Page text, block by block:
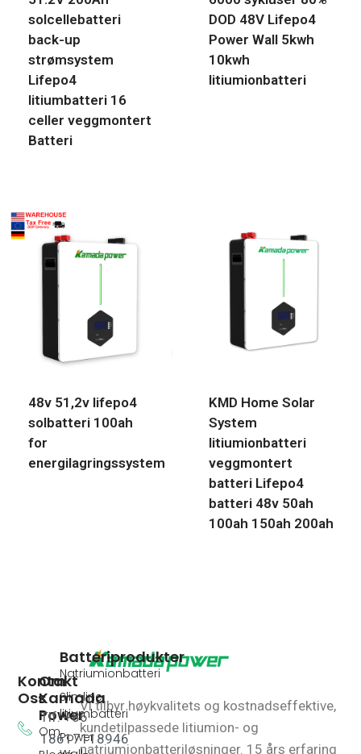
solcellebatteri
back-up
strømsystem
Lifepo4
litiumbatteri 16
celler veggmontert
Batteri
DOD 48V Lifepo4
Power Wall 5kwh
10kwh
litiumionbatteri
48v 51,2v lifepo4
solbatteri 100ah
for
energilagringssystem
KMD Home Solar
System
litiumionbatteri
veggmontert
batteri Lifepo4
batteri 48v 50ah
100ah 150ah 200ah
Vi tilbyr høykvalitets og kostnadseffektive,
kundetilpassede litiumion- og
natriumionbatteriløsninger. 15 års erfaring
Batteriprodukter
Natriumionbatteri
Slimline
litiumbatteri
Power
Om
Kamada
Power
Om
Kontakt
Oss
Tlf: +86
18617118946